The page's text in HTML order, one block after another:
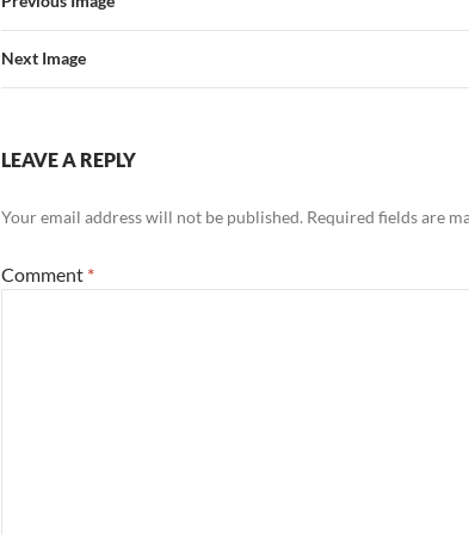
Next Image
LEAVE A REPLY
Your email address will not be published. Required fields are
Comment *